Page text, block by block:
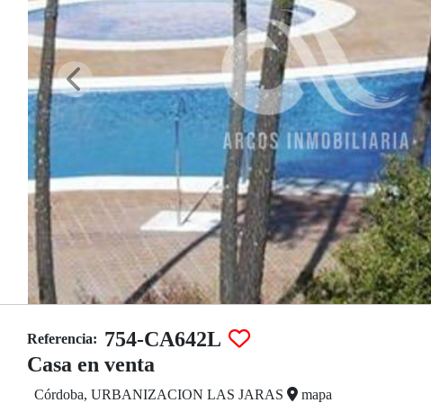
Referencia: 754-CA642L
Casa en venta
Córdoba, URBANIZACION LAS JARAS mapa